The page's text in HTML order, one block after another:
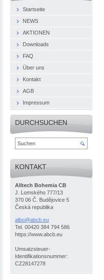
Startseite
NEWS
AKTIONEN
Downloads
FAQ
Über uns
Kontakt
AGB
Impressum
DURCHSUCHEN
KONTAKT
Alltech Bohemia CB
J. Lomského 777/13
370 06 Č. Budějovice 5
Česká republika
albo@abcb.eu
Tel. 00420 384 794 586
https://www.abcb.eu
Umsatzsteuer-
Identifikationsnummer:
CZ28147278